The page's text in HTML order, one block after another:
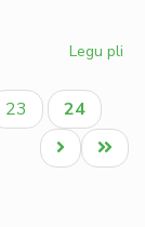
Legu pli
al
Paĝo
23
Aktuala
paĝo
24
Last
page
Next
page